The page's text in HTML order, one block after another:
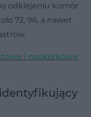
odklejeniu komór
72, 96, a nawet
i naskórkowe